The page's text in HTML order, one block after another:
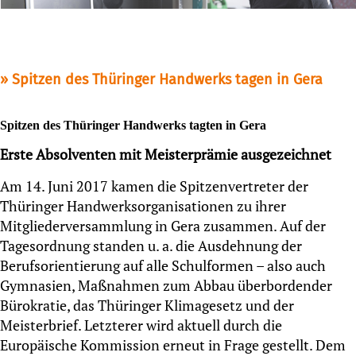
Spitzen des Thüringer Handwerks tagen in Gera
Spitzen des Thüringer Handwerks tagten in Gera
Erste Absolventen mit Meisterprämie ausgezeichnet
Am 14. Juni 2017 kamen die Spitzenvertreter der
Thüringer Handwerksorganisationen zu ihrer
Mitgliederversammlung in Gera zusammen. Auf der
Tagesordnung standen u. a. die Ausdehnung der
Berufsorientierung auf alle Schulformen – also auch
Gymnasien, Maßnahmen zum Abbau überbordender
Bürokratie, das Thüringer Klimagesetz und der
Meisterbrief. Letzterer wird aktuell durch die
Europäische Kommission erneut in Frage gestellt. Dem